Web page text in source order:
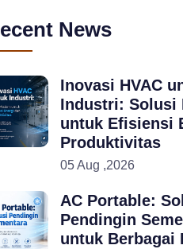
News
Inovasi HVAC
Industri: Solusi
untuk Efisiensi
Produktivitas
05 Aug ,2026
AC Portable:
Pendingin
untuk Berbagai